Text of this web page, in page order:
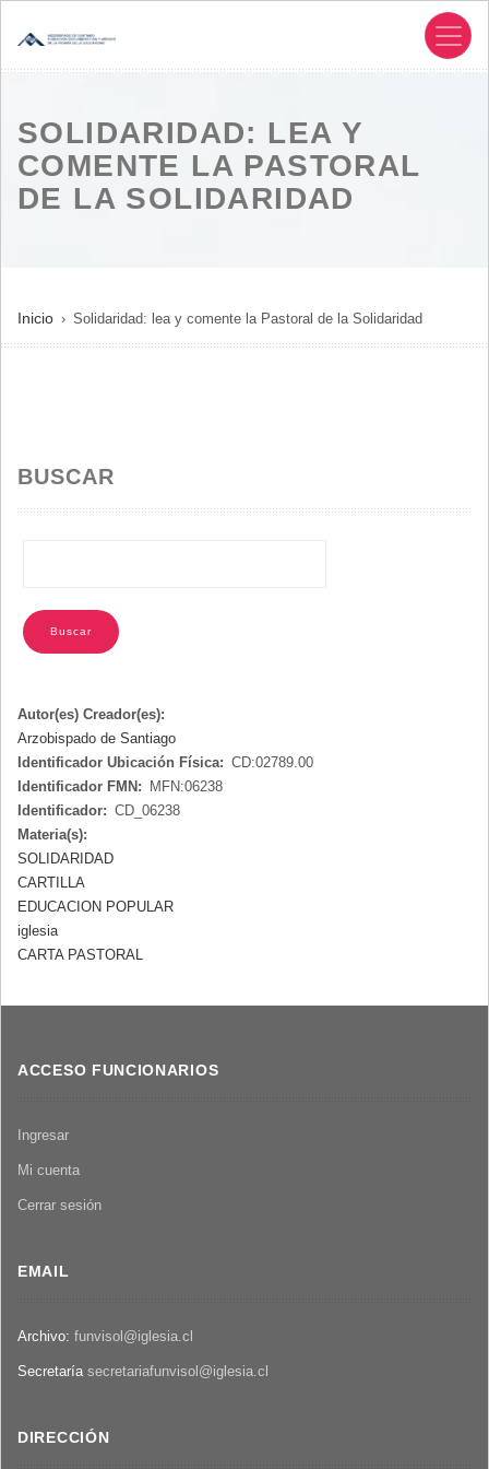
SOLIDARIDAD: LEA Y
COMENTE LA PASTORAL
DE LA SOLIDARIDAD
SOBRESCRIBIR
ENLACES
NAVEGACIÓN
Inicio Solidaridad: lea y comente la Pastoral de la Solidaridad
BUSCAR
Autor(es) Creador(es):
Arzobispado de Santiago
Identificador Ubicación Física: CD:02789.00
Identificador FMN:
MFN:06238
Identificador: CD_06238
Materia(s):
SOLIDARIDAD
CARTILLA
EDUCACION POPULAR
iglesia
CARTA PASTORAL
ACCESO FUNCIONARIOS
Ingresar
Mi cuenta
Cerrar sesión
EMAIL
Archivo: funvisol@iglesia.cl
Secretaría secretariafunvisol@iglesia.cl
DIRECCIÓN